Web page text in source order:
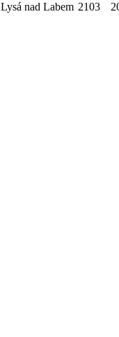
Lysá nad Labem 2103